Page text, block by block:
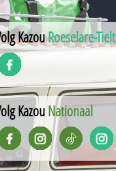
KazouRoeselare-Tielt
KazouNationaal